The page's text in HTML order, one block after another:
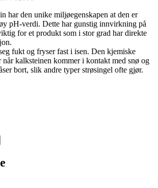
har den unike miljøegenskapen at den er
pH-verdi. Dette har gunstig innvirkning på
for et produkt som i stor grad har direkte
fukt og fryser fast i isen. Den kjemiske
når kalksteinen kommer i kontakt med snø og
bort, slik andre typer strøsingel ofte gjør.